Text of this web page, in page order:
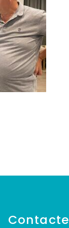
Contacte